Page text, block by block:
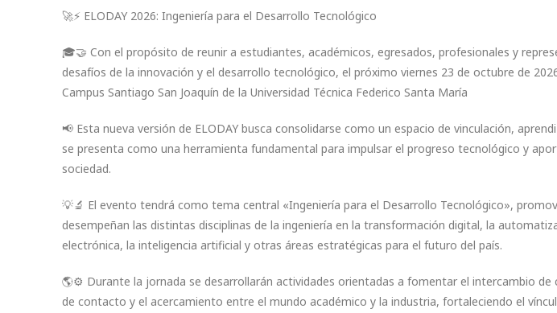
🚀⚡ ELODAY 2026: Ingeniería para el Desarrollo Tecnológico
🎓🤝 Con el propósito de reunir a estudiantes, académicos, egresados, profesionales y
desafíos de la innovación y el desarrollo tecnológico, el próximo viernes 23 de octubre de
Campus Santiago San Joaquín de la Universidad Técnica Federico Santa María
📢 Esta nueva versión de ELODAY busca consolidarse como un espacio de vinculación,
se presenta como una herramienta fundamental para impulsar el progreso tecnológico y
sociedad.
💡🔬 El evento tendrá como tema central «Ingeniería para el Desarrollo Tecnológico»,
desempeñan las distintas disciplinas de la ingeniería en la transformación digital, la
electrónica, la inteligencia artificial y otras áreas estratégicas para el futuro del país.
🌎⚙️ Durante la jornada se desarrollarán actividades orientadas a fomentar el intercambio de
de contacto y el acercamiento entre el mundo académico y la industria, fortaleciendo el